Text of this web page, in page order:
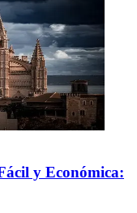
y Económica: